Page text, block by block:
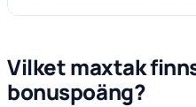
Vilket maxtak
bonuspoäng?